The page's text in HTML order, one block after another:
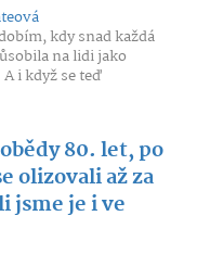
kdy snad každá
na lidi jako
i když se teď
80. let, po
olizovali až za
jsme je i ve